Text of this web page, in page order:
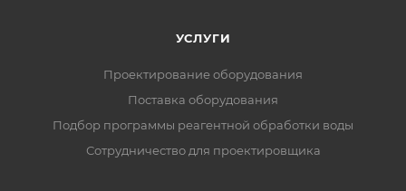
УСЛУГИ
Проектирование оборудования
Поставка оборудования
Подбор программы реагентной обработки воды
Сотрудничество для проектировщика